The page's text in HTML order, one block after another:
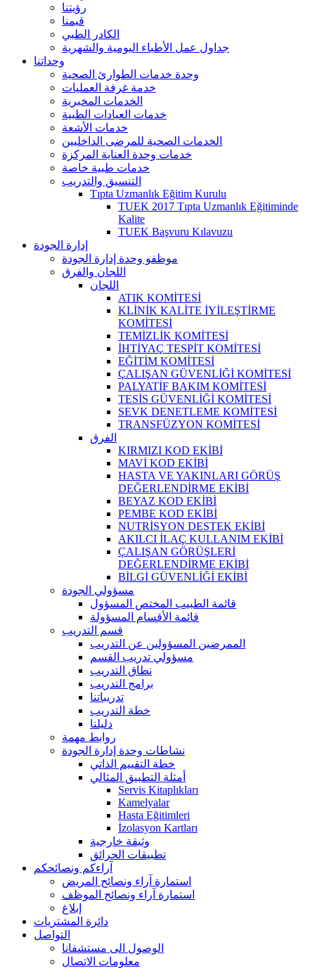
رؤيتنا
قيمنا
الكادر الطبي
جداول عمل الأطباء اليومية والشهرية
وحداتنا
وحدة خدمات الطوارئ الصحية
خدمة غرفة العمليات
الخدمات المخبرية
خدمات العيادات الطبية
خدمات الأشعة
الخدمات الصحية للمرضى الداخليين
خدمات وحدة العناية المركزة
خدمات طبية خاصة
التنسيق والتدريب
Tıpta Uzmanlık Eğitim Kurulu
TUEK 2017 Tıpta Uzmanlık Eğitiminde
Kalite
TUEK Başvuru Kılavuzu
إدارة الجودة
موظفو وحدة إدارة الجودة
اللجان والفرق
اللجان
ATIK KOMİTESİ
KLİNİK KALİTE İYİLEŞTİRME
KOMİTESİ
TEMİZLİK KOMİTESİ
İHTİYAÇ TESPİT KOMİTESİ
EĞİTİM KOMİTESİ
ÇALIŞAN GÜVENLİĞİ KOMİTESİ
PALYATİF BAKIM KOMİTESİ
TESİS GÜVENLİĞİ KOMİTESİ
SEVK DENETLEME KOMİTESİ
TRANSFÜZYON KOMİTESİ
الفرق
KIRMIZI KOD EKİBİ
MAVİ KOD EKİBİ
HASTA VE YAKINLARI GÖRÜŞ
DEĞERLENDİRME EKİBİ
BEYAZ KOD EKİBİ
PEMBE KOD EKİBİ
NUTRİSYON DESTEK EKİBİ
AKILCI İLAÇ KULLANIM EKİBİ
ÇALIŞAN GÖRÜŞLERİ
DEĞERLENDİRME EKİBİ
BİLGİ GÜVENLİĞİ EKİBİ
مسؤولي الجودة
قائمة الطبيب المختص المسؤول
قائمة الأقسام المسؤولة
قسم التدريب
الممرضين المسؤولين عن التدريب
مسؤولي تدريب القسم
نطاق التدريب
برامج التدريب
تدريباتنا
خطة التدريب
دليلنا
روابط مهمة
نشاطات وحدة إدارة الجودة
خطة التقييم الذاتي
أمثلة التطبيق المثالي
Servis Kitaplıkları
Kamelyalar
Hasta Eğitimleri
İzolasyon Kartları
وثيقة خارجية
تطبيقات الحرائق
آراءكم ونصائحكم
استمارة آراء ونصائح المريض
استمارة آراء ونصائح الموظف
إبلاغ
دائرة المشتريات
التواصل
الوصول الى مستشفانا
معلومات الاتصال